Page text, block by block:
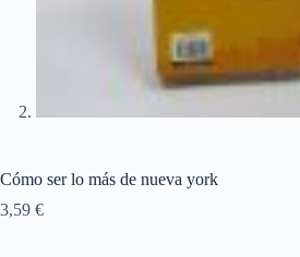
Cómo ser lo más de nueva york
3,59 €